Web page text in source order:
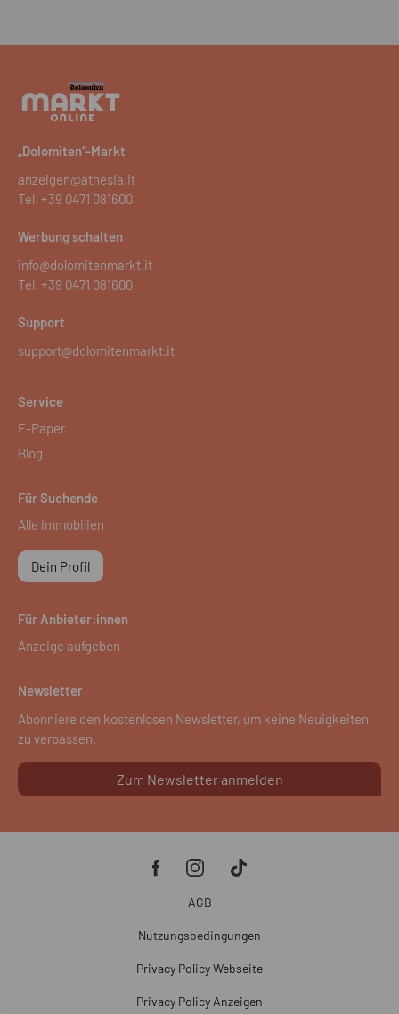
„Dolomiten“-Markt
anzeigen@athesia.it
Tel. +39 0471 081600
Werbung schalten
info@dolomitenmarkt.it
Tel. +39 0471 081600
Support
support@dolomitenmarkt.it
Service
E-Paper
Blog
Für Suchende
Alle Immobilien
Dein Profil
Für Anbieter:innen
Anzeige aufgeben
Newsletter
Abonniere den kostenlosen Newsletter, um keine Neuigkeiten
zu verpassen.
Zum Newsletter anmelden
AGB
Nutzungsbedingungen
Privacy Policy Webseite
Privacy Policy Anzeigen